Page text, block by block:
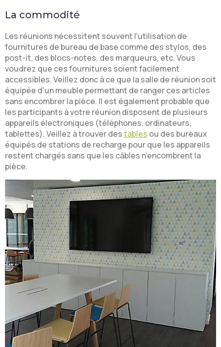
La commodité
Les réunions nécessitent souvent l’utilisation de
fournitures de bureau de base comme des stylos, des
post-it, des blocs-notes, des marqueurs, etc. Vous
voudrez que ces fournitures soient facilement
accessibles. Veillez donc à ce que la salle de réunion soit
équipée d’un meuble permettant de ranger ces articles
sans encombrer la pièce. Il est également probable que
les participants à votre réunion disposent de plusieurs
appareils électroniques (téléphones, ordinateurs,
tablettes). Veillez à trouver destables ou des bureaux
équipés de stations de recharge pour que les appareils
restent chargés sans que les câbles n’encombrent la
pièce.